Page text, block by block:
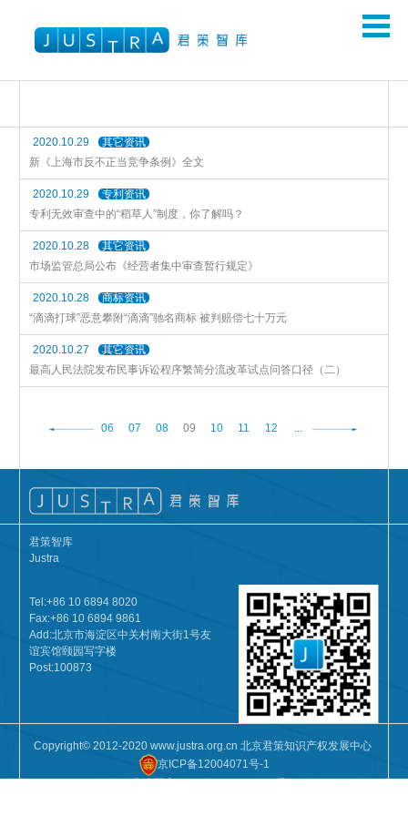
2020.10.29
其它资讯
新《上海市反不正当竞争条例》全文
2020.10.29
专利资讯
专利无效审查中的“稻草人”制度，你了解吗？
2020.10.28
其它资讯
市场监管总局公布《经营者集中审查暂行规定》
2020.10.28
商标资讯
“滴滴打球”恶意攀附“滴滴”驰名商标 被判赔偿七十万元
2020.10.27
其它资讯
最高人民法院发布民事诉讼程序繁简分流改革试点问答口径（二）
06 07 08 09 10 11 12 ...
君策智库
Justra
Tel:+86 10 6894 8020
Fax:+86 10 6894 9861
Add:北京市海淀区中关村南大街1号友
谊宾馆颐园写字楼
Post:100873
Copyright© 2012-2020 www.justra.org.cn 北京君策知识产权发展中心
京ICP备12004071号-1